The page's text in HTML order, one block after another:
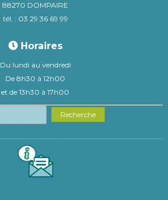
88270 DOMPAIRE
tél. : 03 29 36 69 99
Horaires
Du lundi au vendredi
De 8h30 à 12h00
et de 13h30 à 17h00
Recherche